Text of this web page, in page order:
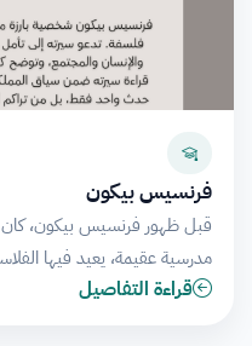
فرنسيس بيكون
قبل ظهور فرنسيس بيكون، كان
مدرسية عقيمة، يعيد فيها
قراءة التفاصيل